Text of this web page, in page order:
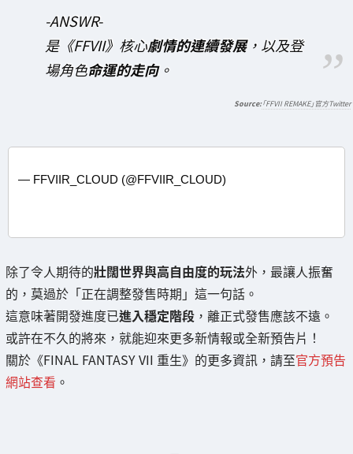
-ANSWR-
是《FFVII》核心劇情的連續發展，以及登
場角色命運的走向。
「FFVII REMAKE」官方Twitter
— FFVIIR_CLOUD (@FFVIIR_CLOUD)
除了令人期待的壯闊世界與高自由度的玩法外，最讓人振奮
的，莫過於「正在調整發售時期」這一句話。
這意味著開發進度已進入穩定階段 ，離正式發售應該不遠。
或許在不久的將來，就能迎來更多新情報或全新預告片！
關於《FINAL FANTASY VII 重生》的更多資訊，請至官方預告
網站查看 。